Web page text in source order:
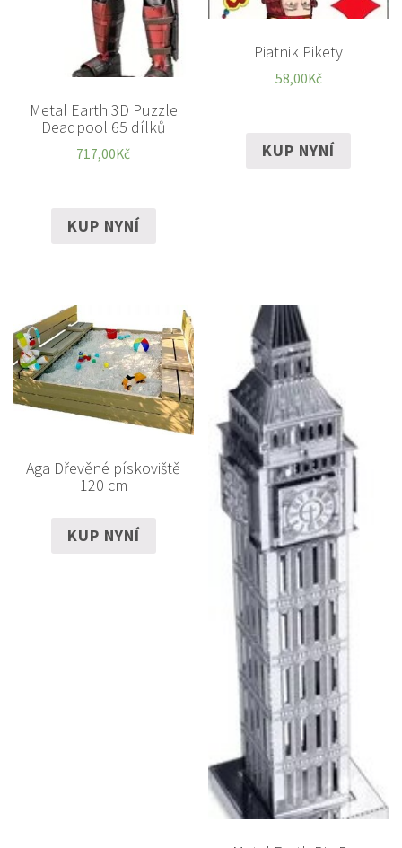
Metal Earth 3D Puzzle
Deadpool 65 dílků
717,00Kč
KUP NYNÍ
Piatnik Pikety
58,00Kč
KUP NYNÍ
Aga Dřevěné pískoviště
120 cm
KUP NYNÍ